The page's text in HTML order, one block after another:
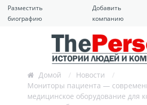
Разместить
биографию
Добавить
компанию
Домой / Новости
/
Мониторы пациента —
медицинское оборудование для